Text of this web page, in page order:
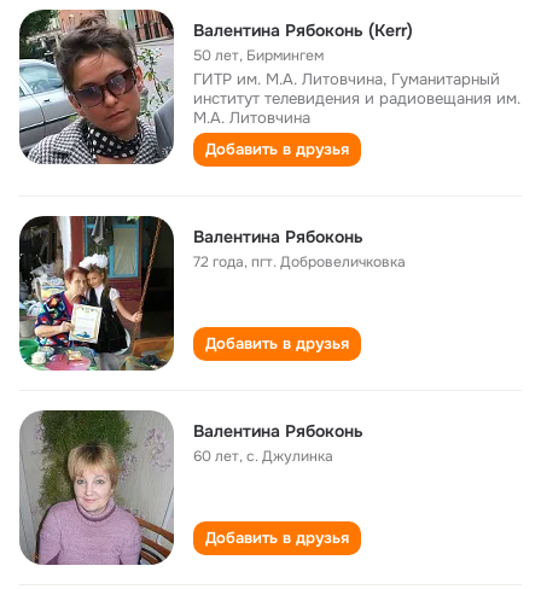
Валентина Рябоконь (Kerr)
50 лет, Бирмингем
ГИТР им. М.А. Литовчина, Гуманитарный
институт телевидения и радиовещания им.
М.А. Литовчина
Добавить в друзья
Валентина Рябоконь
72 года,пгт. Добровеличковка
Добавить в друзья
Валентина Рябоконь
60 лет,с. Джулинка
Добавить в друзья